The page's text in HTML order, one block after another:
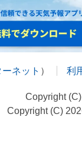
ネット ） 利
Copyright
Copyright (C)